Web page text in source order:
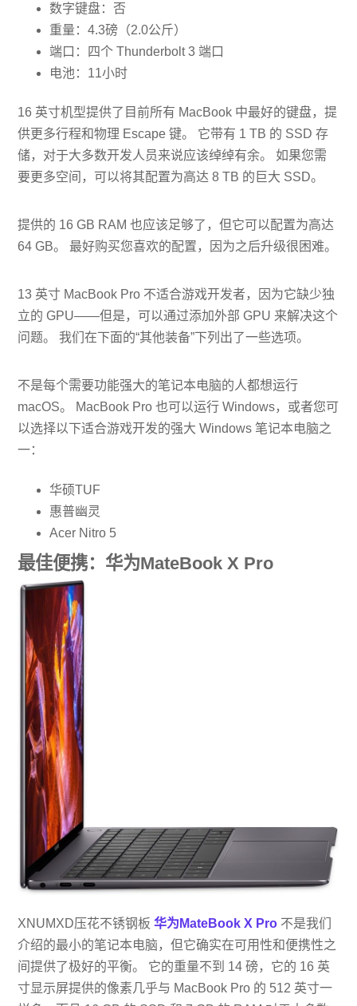
数字键盘：否
重量：4.3磅（2.0公斤）
端口：四个 Thunderbolt 3 端口
电池：11小时
16 英寸机型提供了目前所有 MacBook 中最好的键盘，提
供更多行程和物理 Escape 键。 它带有 1 TB 的 SSD 存
储，对于大多数开发人员来说应该绰绰有余。 如果您需
要更多空间，可以将其配置为高达 8 TB 的巨大 SSD。
提供的 16 GB RAM 也应该足够了，但它可以配置为高达
64 GB。 最好购买您喜欢的配置，因为之后升级很困难。
13 英寸 MacBook Pro 不适合游戏开发者，因为它缺少独
立的 GPU——但是，可以通过添加外部 GPU 来解决这个
问题。 我们在下面的“其他装备”下列出了一些选项。
不是每个需要功能强大的笔记本电脑的人都想运行
macOS。 MacBook Pro 也可以运行 Windows，或者您可
以选择以下适合游戏开发的强大 Windows 笔记本电脑之
一：
华硕TUF
惠普幽灵
Acer Nitro 5
最佳便携：华为MateBook X Pro
XNUMXD压花不锈钢板华为MateBook X Pro 不是我们
介绍的最小的笔记本电脑，但它确实在可用性和便携性之
间提供了极好的平衡。 它的重量不到 14 磅，它的 16 英
寸显示屏提供的像素几乎与 MacBook Pro 的 512 英寸一